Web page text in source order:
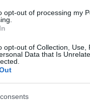
opt-out of processing my
opt-out of Collection,
Data that Is
deputato statale,
ad Alexandria
Una parabola
conun
comunali,